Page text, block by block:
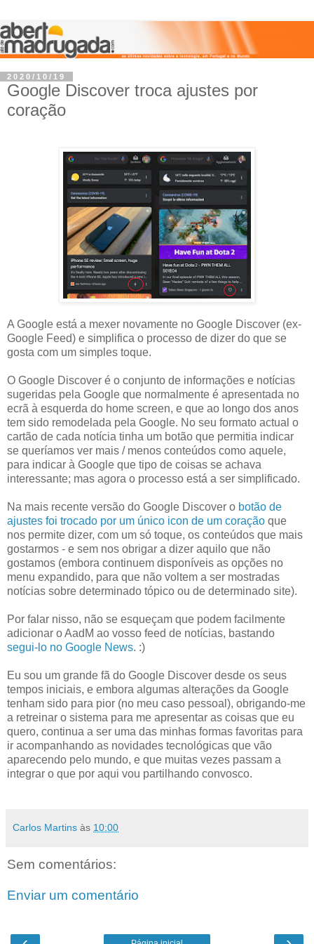
2020/10/19
Google Discover troca ajustes por
coração
A Google está a mexer novamente no Google Discover (ex-
Google Feed) e simplifica o processo de dizer do que se
gosta com um simples toque.
O Google Discover é o conjunto de informações e notícias
sugeridas pela Google que normalmente é apresentada no
ecrã à esquerda do home screen, e que ao longo dos anos
tem sido remodelada pela Google. No seu formato actual o
cartão de cada notícia tinha um botão que permitia indicar
se queríamos ver mais / menos conteúdos como aquele,
para indicar à Google que tipo de coisas se achava
interessante; mas agora o processo está a ser simplificado.
Na mais recente versão do Google Discover o botão de
ajustes foi trocado por um único icon de um coração que
nos permite dizer, com um só toque, os conteúdos que mais
gostarmos - e sem nos obrigar a dizer aquilo que não
gostamos (embora continuem disponíveis as opções no
menu expandido, para que não voltem a ser mostradas
notícias sobre determinado tópico ou de determinado site).
Por falar nisso, não se esqueçam que podem facilmente
adicionar o AadM ao vosso feed de notícias, bastando
segui-lo no Google News. :)
Eu sou um grande fã do Google Discover desde os seus
tempos iniciais, e embora algumas alterações da Google
tenham sido para pior (no meu caso pessoal), obrigando-me
a retreinar o sistema para me apresentar as coisas que eu
quero, continua a ser uma das minhas formas favoritas para
ir acompanhando as novidades tecnológicas que vão
aparecendo pelo mundo, e que muitas vezes passam a
integrar o que por aqui vou partilhando convosco.
Carlos Martins às 10:00
Sem comentários:
Enviar um comentário